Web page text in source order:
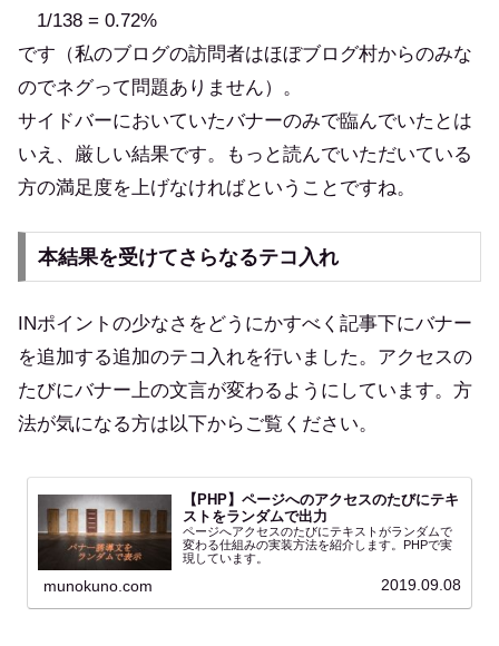
1/138 = 0.72%
です（私のブログの訪問者はほぼブログ村からのみな
のでネグって問題ありません）。
サイドバーにおいていたバナーのみで臨んでいたとは
いえ、厳しい結果です。もっと読んでいただいている
方の満足度を上げなければということですね。
本結果を受けてさらなるテコ入れ
INポイントの少なさをどうにかすべく記事下にバナー
を追加する追加のテコ入れを行いました。アクセスの
たびにバナー上の文言が変わるようにしています。方
法が気になる方は以下からご覧ください。
【PHP】ページへのアクセスのたびにテキ
ストをランダムで出力
ページへアクセスのたびにテキストがランダムで
変わる仕組みの実装方法を紹介します。PHPで実
現しています。
munokuno.com 2019.09.08